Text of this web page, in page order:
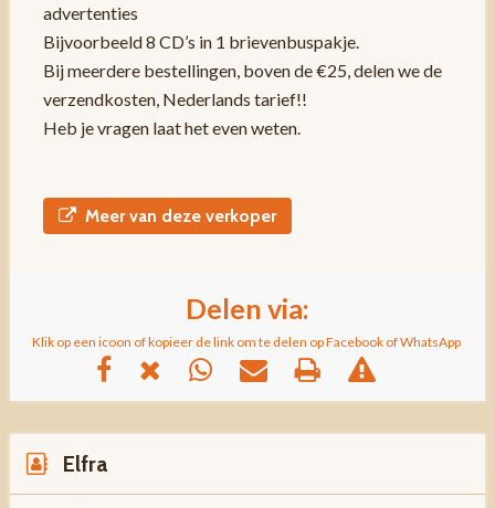
advertenties
Bijvoorbeeld 8 CD’s in 1 brievenbuspakje.
Bij meerdere bestellingen, boven de €25, delen we de
verzendkosten, Nederlands tarief!!
Heb je vragen laat het even weten.
Meer van deze verkoper
Delen via:
Klik op een icoon of kopieer de link om te delen op Facebook of WhatsApp
Elfra